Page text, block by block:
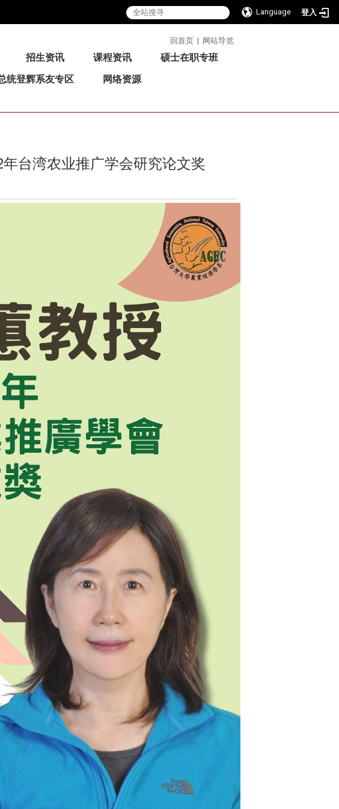
Language 登入
回首页 | 网站导览
招生资讯 课程资讯
硕士在职专班
统登辉系友专区
网络资源
年台湾农业推广学会研究论文奖